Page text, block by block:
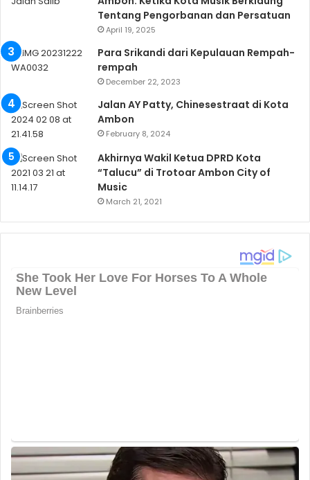
Tentang Pengorbanan dan Persatuan
April 19, 2025
Para Srikandi dari Kepulauan Rempah-
rempah
December 22, 2023
Jalan AY Patty, Chinesestraat di Kota
Ambon
February 8, 2024
Akhirnya Wakil Ketua DPRD Kota
“Talucu” di Trotoar Ambon City of
Music
March 21, 2021